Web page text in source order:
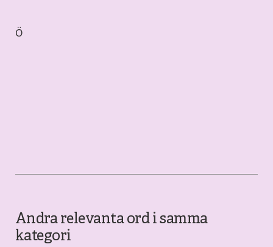
Ö
Andra relevanta ord i samma
kategori